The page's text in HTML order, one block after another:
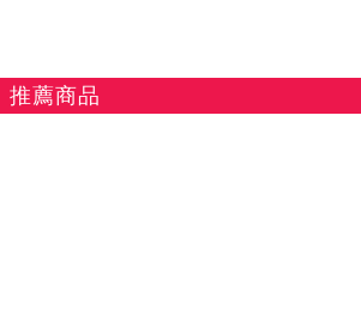
推薦商品